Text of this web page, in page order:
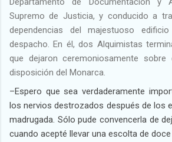
Supremo de Justicia, y conducido a
dependencias del majestuoso
despacho. En él, dos Alquimistas
que dejaron ceremoniosamente
disposición del Monarca.
–Espero que sea verdaderamente
los nervios destrozados después de los
madrugada. Sólo pude convencerla de
cuando acepté llevar una escolta de doce